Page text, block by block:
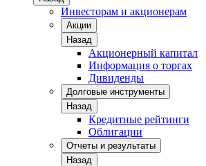
Инвесторам и акционерам
Акции
Назад
Акционерный капитал
Информация о торгах
Дивиденды
Долговые инструменты
Назад
Кредитные рейтинги
Облигации
Отчеты и результаты
Назад